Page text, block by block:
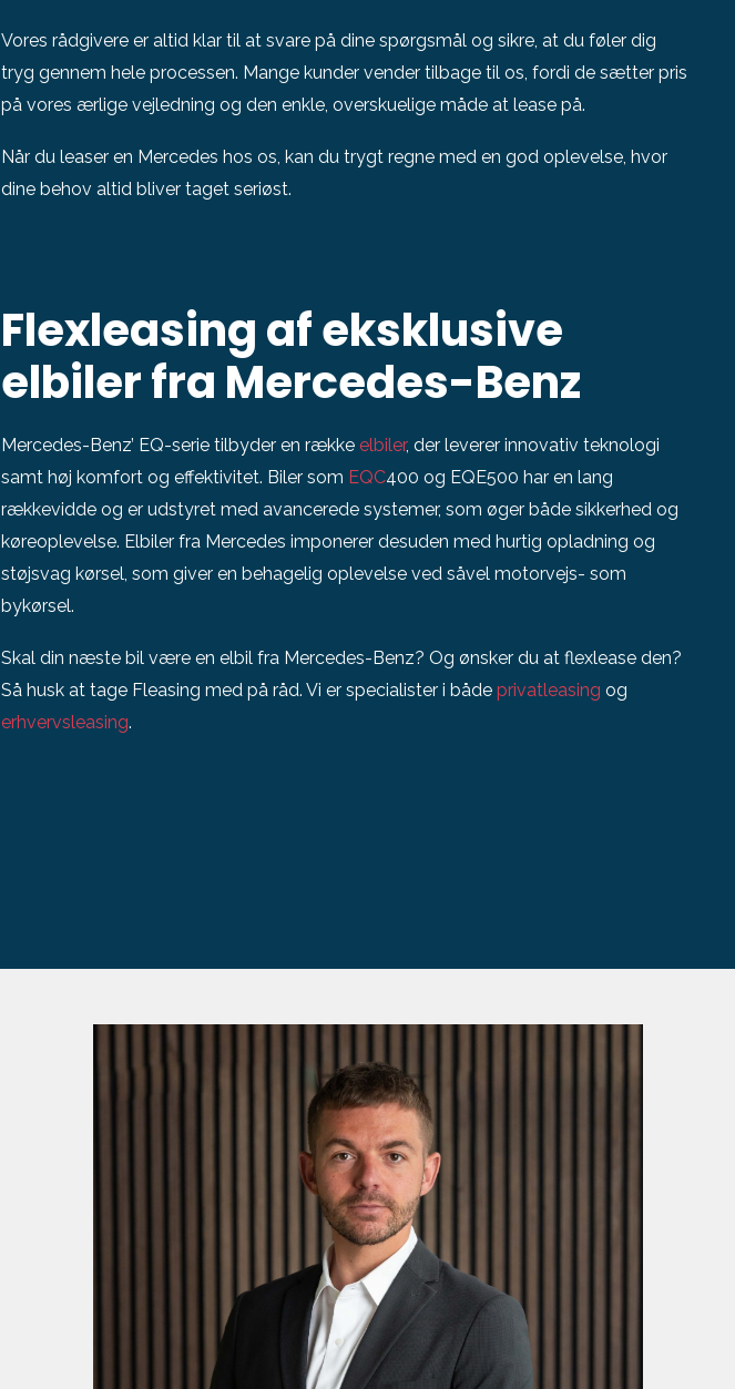
Vores rådgivere er altid klar til at svare på dine spørgsmål og sikre, at du føler dig
tryg gennem hele processen. Mange kunder vender tilbage til os, fordi de sætter pris
på vores ærlige vejledning og den enkle, overskuelige måde at lease på.
Når du leaser en Mercedes hos os, kan du trygt regne med en god oplevelse, hvor
dine behov altid bliver taget seriøst.
Flexleasing af eksklusive
elbiler fra Mercedes-Benz
Mercedes-Benz’ EQ-serie tilbyder en række elbiler, der leverer innovativ teknologi
samt høj komfort og effektivitet. Biler som EQC400 og EQE500 har en lang
rækkevidde og er udstyret med avancerede systemer, som øger både sikkerhed og
køreoplevelse. Elbiler fra Mercedes imponerer desuden med hurtig opladning og
støjsvag kørsel, som giver en behagelig oplevelse ved såvel motorvejs- som
bykørsel.
Skal din næste bil være en elbil fra Mercedes-Benz? Og ønsker du at flexlease den?
Så husk at tage Fleasing med på råd. Vi er specialister i både privatleasing og
erhvervsleasing.